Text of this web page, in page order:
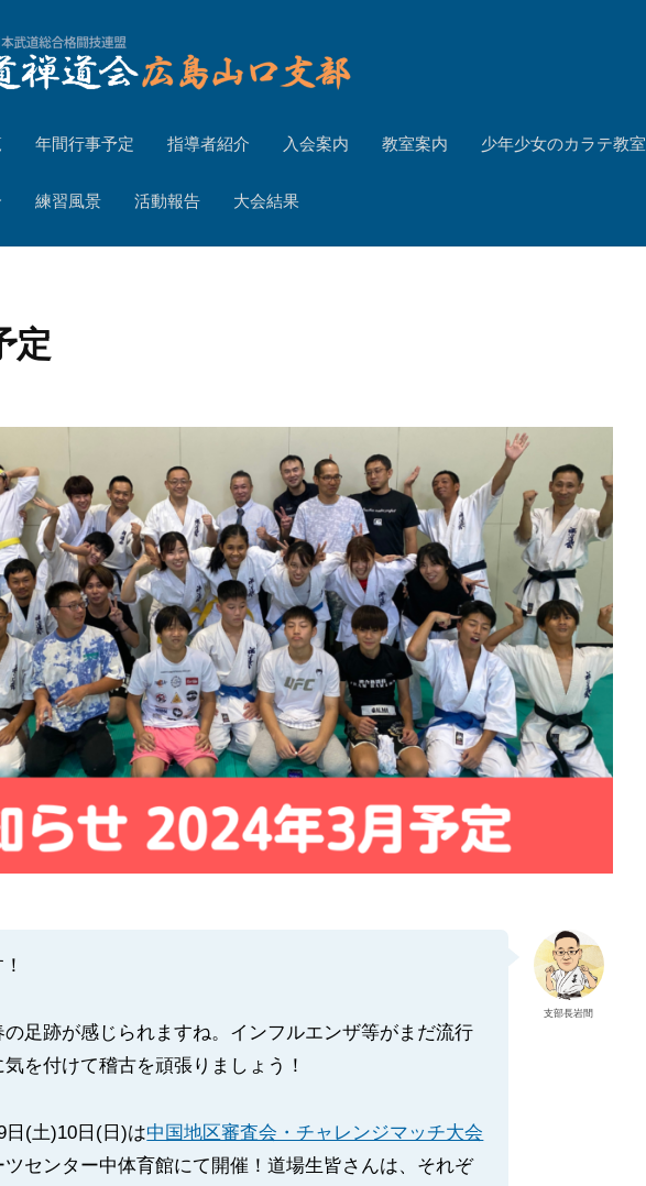
年間行事予定 指導者紹介 入会案内 教室案内 少年少女のカラテ教室
練習風景 活動報告 大会結果
定
支部長岩間
足跡が感じられますね。インフルエンザ等がまだ流行
を付けて稽古を頑張りましょう！
日(土)10日(日)は中国地区審査会・チャレンジマッチ大会
センター中体育館にて開催！道場生皆さんは、それぞ